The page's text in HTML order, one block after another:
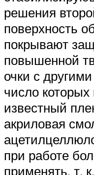
решения
поверхность
покрывают
повышенной
очки с
число
известный
акриловая
при работе
применять, т.